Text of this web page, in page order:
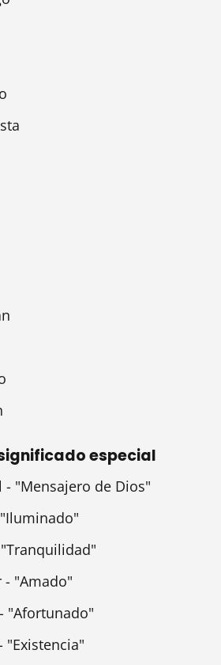
especial
- "Mensajero de Dios"
"Iluminado"
"Tranquilidad"
- "Amado"
"Afortunado"
"Existencia"